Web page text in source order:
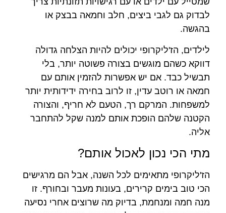
לבדוק גם לגבי ביצים, חלב וחמאה בבצק או
בהגשה.
לילדים, הז'ליקרופי יכולים להיות הצלחה גדולה
דווקא כשהם מוגשים בצורה פשוטה יותר, בלי
תבשיל כבד. אם יש אפשרות להזמין אותם עם
חמאה או רוטב עדין, זו לרוב בחירה ידידותית יותר
למשפחות. המרקם רך, הטעם לא חריף, והצורה
הקטנה שלהם הופכת אותם למנה שקל להתחבר
אליה.
מתי הכי נכון לאכול אותם?
הז'ליקרופי מתאימים לכל השנה, אבל הם מרגישים
הכי טוב בימים קרירים, בעונות מעבר ובחורף. זו
מנה חמה ומנחמת, בדיוק מה שרוצים אחרי נסיעה